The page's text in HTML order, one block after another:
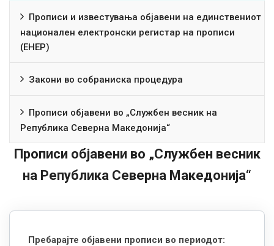
Прописи и известувања објавени на единствениот
национален електронски регистар на прописи
(ЕНЕР)
Закони во собраниска процедура
Прописи објавени во „Службен весник на
Република Северна Македонија“
Прописи објавени во „Службен весник
на Република Северна Македонија“
Пребарајте објавени прописи во периодот: